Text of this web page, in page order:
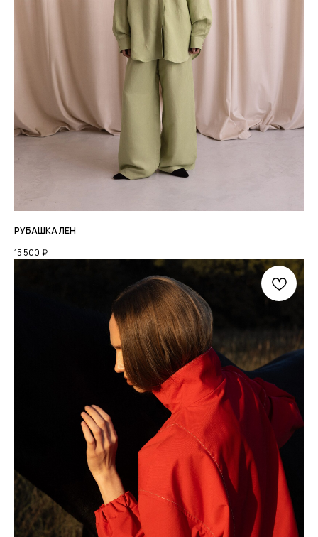
РУБАШКА ЛЕН
15 500 ₽
РАЗРАБОТКА: ANFALOVA.ART
ПОЛИТИКА КОНФИДЕНЦИАЛЬНОСТИ
ДОСТАВКА
ОПЛАТА
ВОЗВРАТ ТОВАРА
РАЗМЕРНАЯ СЕТКА
КОНТАКТЫ